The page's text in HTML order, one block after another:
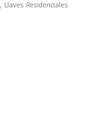
, Llaves Residenciales